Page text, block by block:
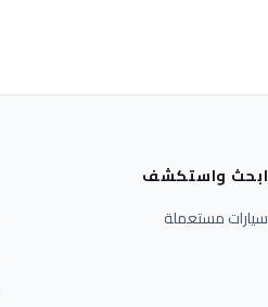
ابحث واستكشف
سيارات مستعملة